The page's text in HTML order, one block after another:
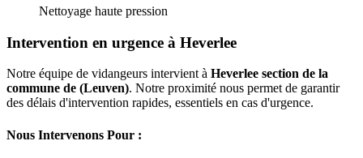
Nettoyage haute pression
Intervention en urgence à Heverlee
Notre équipe de vidangeurs intervient à Heverlee section de la
commune de (Leuven). Notre proximité nous permet de garantir
des délais d'intervention rapides, essentiels en cas d'urgence.
Nous Intervenons Pour :